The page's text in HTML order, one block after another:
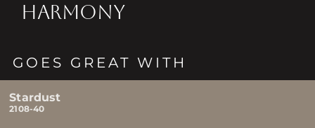
HARMONY
GOES GREAT WITH
Stardust
2108-40